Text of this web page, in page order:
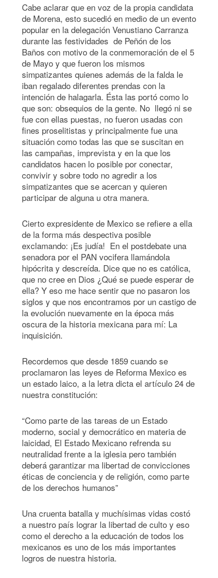
Cabe aclarar que en voz de la propia candidata
de Morena, esto sucedió en medio de un evento
popular en la delegación Venustiano Carranza
durante las festividades de Peñón de los
Baños con motivo de la conmemoración de el 5
de Mayo y que fueron los mismos
simpatizantes quienes además de la falda le
iban regalado diferentes prendas con la
intención de halagarla. Ésta las portó como lo
que son: obsequios de la gente. No llegó ni se
fue con ellas puestas, no fueron usadas con
fines proselitistas y principalmente fue una
situación como todas las que se suscitan en
las campañas, imprevista y en la que los
candidatos hacen lo posible por conectar,
convivir y sobre todo no agredir a los
simpatizantes que se acercan y quieren
participar de alguna u otra manera.
Cierto expresidente de Mexico se refiere a ella
de la forma más despectiva posible
exclamando: ¡Es judía! En el postdebate una
senadora por el PAN vocifera llamándola
hipócrita y descreída. Dice que no es católica,
que no cree en Dios ¿Qué se puede esperar de
ella? Y eso me hace sentir que no pasaron los
siglos y que nos encontramos por un castigo de
la evolución nuevamente en la época más
oscura de la historia mexicana para mí: La
inquisición.
Recordemos que desde 1859 cuando se
proclamaron las leyes de Reforma Mexico es
un estado laico, a la letra dicta el artículo 24 de
nuestra constitución:
“Como parte de las tareas de un Estado
moderno, social y democrático en materia de
laicidad, El Estado Mexicano refrenda su
neutralidad frente a la iglesia pero también
deberá garantizar ma libertad de convicciones
éticas de conciencia y de religión, como parte
de los derechos humanos”
Una cruenta batalla y muchísimas vidas costó
a nuestro país lograr la libertad de culto y eso
como el derecho a la educación de todos los
mexicanos es uno de los más importantes
logros de nuestra historia.